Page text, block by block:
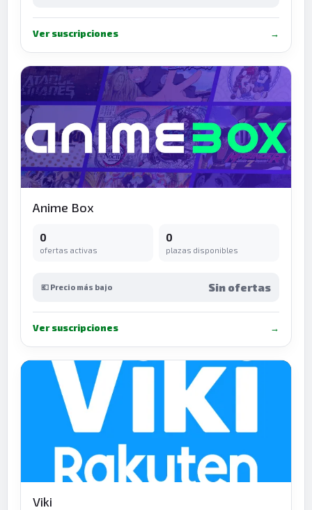
Ver suscripciones →
Anime Box
0
ofertas activas
0
plazas disponibles
💶 Precio más bajo Sin ofertas
Ver suscripciones →
Viki